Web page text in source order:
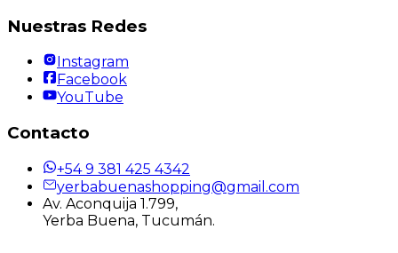
Nuestras Redes
Instagram
Facebook
YouTube
Contacto
+54 9 381 425 4342
yerbabuenashopping@gmail.com
Av. Aconquija 1.799,
Yerba Buena, Tucumán.